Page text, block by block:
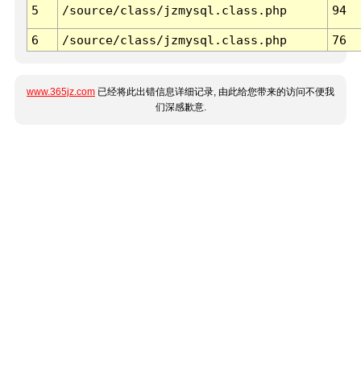
5 /source/class/jzmysql.class.php 94
6 /source/class/jzmysql.class.php 76
www.365jz.com 已经将此出错信息详细记录, 由此给您带来的访问不便我
们深感歉意.